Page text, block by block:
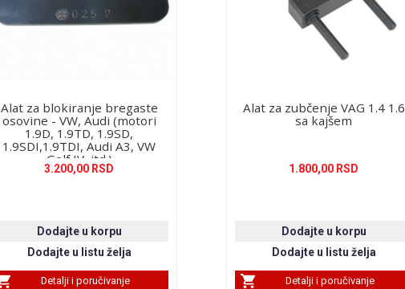
Alat za blokiranje bregaste
osovine - VW, Audi (motori
1.9D, 1.9TD, 1.9SD,
1.9SDI,1.9TDI, Audi A3, VW
Golf IV, itd.)
3.200,00 RSD
Detalji i poručivanje
Alat za zubčenje VAG 1.4 1.6
sa kajšem
1.800,00 RSD
Detalji i poručivanje